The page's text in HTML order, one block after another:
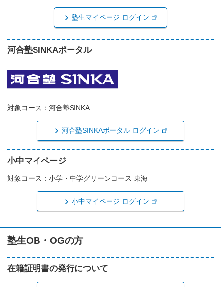
塾生マイページ ログイン
河合塾SINKAポータル
対象コース：河合塾SINKA
河合塾SINKAポータル ログイン
小中マイページ
対象コース：小学・中学グリーンコース 東海
小中マイページ ログイン
塾生OB・OGの方
在籍証明書の発行について